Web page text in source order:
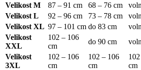
Velikost M
87 – 91 cm 68 – 76 cm
Velikost L
92 – 96 cm 73 – 78 cm
Velikost XL 97 – 101 cm do 83 cm
Velikost
XXL
102 – 106
cm
do 90 cm
Velikost
3XL
102 – 106
cm
102 – 106
cm
cm